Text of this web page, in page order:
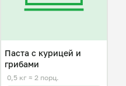
Паста с курицей и
грибами
0,5 кг ≈ 2 порц.